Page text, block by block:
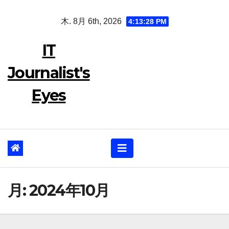
木. 8月 6th, 2026 4:13:28 PM
IT
Journalist's
Eyes
月:2024年10月